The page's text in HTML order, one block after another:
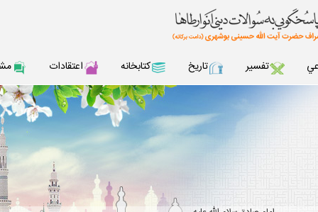
تفسير تاريخ كتابخانه اعتقادات